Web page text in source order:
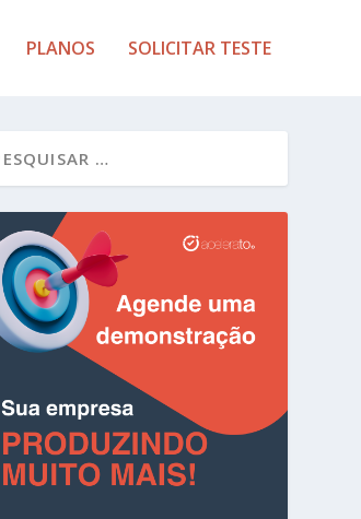
PLANOS SOLICITAR TESTE